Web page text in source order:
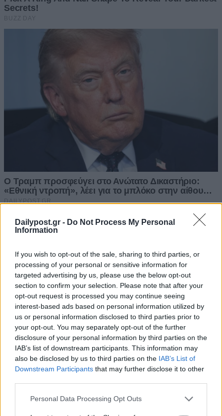
Dailypost.gr - Do Not Process My Personal
Information
If you wish to opt-out of the sale, sharing to third parties, or
processing of your personal or sensitive information for
targeted advertising by us, please use the below opt-out
section to confirm your selection. Please note that after your
opt-out request is processed you may continue seeing
interest-based ads based on personal information utilized by
us or personal information disclosed to third parties prior to
your opt-out. You may separately opt-out of the further
disclosure of your personal information by third parties on the
IAB’s list of downstream participants. This information may
also be disclosed by us to third parties on the IAB’s List of
Downstream Participants that may further disclose it to other
Personal Data Processing Opt Outs